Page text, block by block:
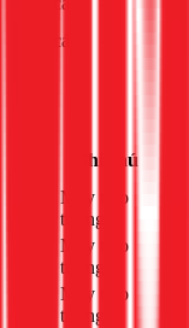
cái
Ghi chú
Máy treo
tường
Máy treo
tường
Máy treo
tường